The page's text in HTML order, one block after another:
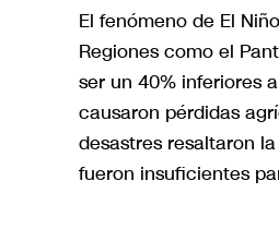
El fenómeno de El
Regiones como el
ser un 40% inferiores
causaron pérdidas
desastres resaltaron
fueron insuficientes